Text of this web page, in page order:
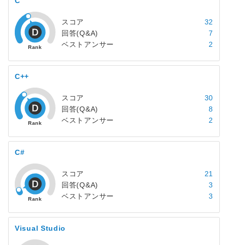
スコア
32
回答(Q&A)
7
ベストアンサー
2
C++
スコア
30
回答(Q&A)
8
ベストアンサー
2
C#
スコア
21
回答(Q&A)
3
ベストアンサー
3
Visual Studio